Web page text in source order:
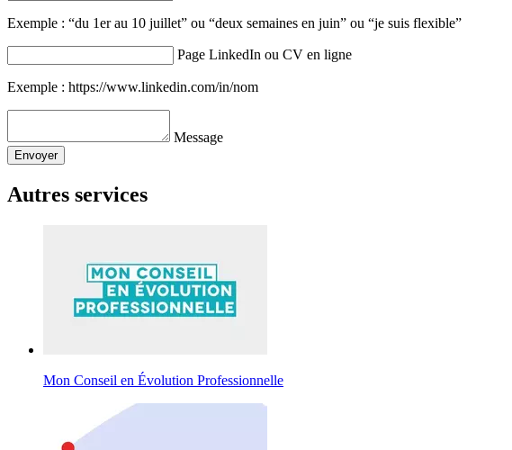
Exemple : “du 1er au 10 juillet” ou “deux semaines en juin” ou “je suis flexible”
Page LinkedIn ou CV en ligne
Exemple : https://www.linkedin.com/in/nom
Message
Envoyer
Autres services
Mon Conseil en Évolution Professionnelle